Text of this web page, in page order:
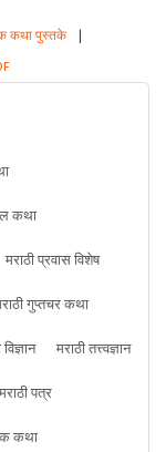
कथा पुस्तके |
कथा
मराठी प्रवास विशेष
गुप्तचर कथा
मराठी तत्त्वज्ञान
मराठी पत्र
कथा